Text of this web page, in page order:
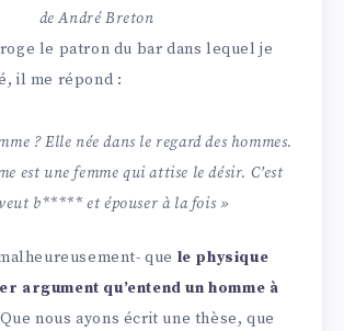
de André Breton
le patron du bar dans lequel je
il me répond :
? Elle née dans le regard des hommes.
est une femme qui attise le désir. C’est
b***** et épouser à la fois »
que le physique
argument qu’entend un homme à
Que nous ayons écrit une thèse, que